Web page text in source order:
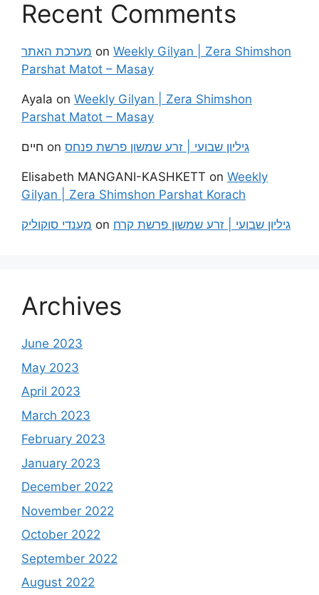
Recent Comments
מערכת האתר on Weekly Gilyan | Zera Shimshon
Parshat Matot – Masay
Ayala on Weekly Gilyan | Zera Shimshon
Parshat Matot – Masay
חיים on גיליון שבועי | זרע שמשון פרשת פנחס
Elisabeth MANGANI-KASHKETT on Weekly
Gilyan | Zera Shimshon Parshat Korach
מענדי סוקוליק on גיליון שבועי | זרע שמשון פרשת קרח
Archives
June 2023
May 2023
April 2023
March 2023
February 2023
January 2023
December 2022
November 2022
October 2022
September 2022
August 2022